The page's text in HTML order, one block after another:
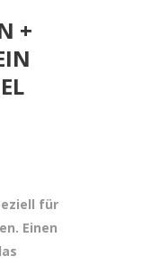
+
für
Einen